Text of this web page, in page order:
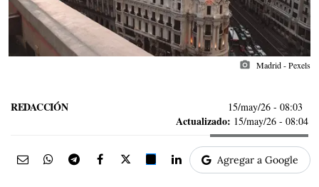
photo_camera Madrid - Pexels
REDACCIÓN 15/may/26 - 08:03
Actualizado: 15/may/26 - 08:04
Agregar a Google